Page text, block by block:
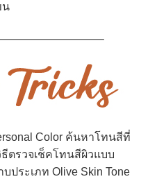
น
Color ค้นหาโทนสีที่
ธีตรวจเช็คโทนสีผิวแบบ
ประเภท Olive Skin Tone